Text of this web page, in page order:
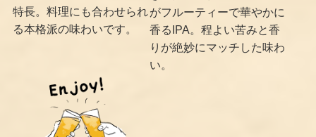
特長。料理にも合わせられ
る本格派の味わいです。
がフルーティーで華やかに
香るIPA。程よい苦みと香
りが絶妙にマッチした味わ
い。